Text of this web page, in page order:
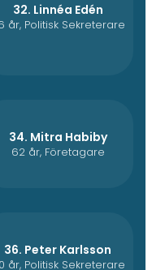
32. Linnéa Edén
år, Politisk Sekreterare
34. Mitra Habiby
62 år, Företagare
36. Peter Karlsson
år, Politisk Sekreterare